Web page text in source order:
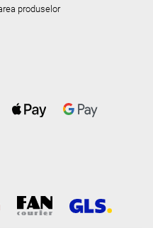
produselor